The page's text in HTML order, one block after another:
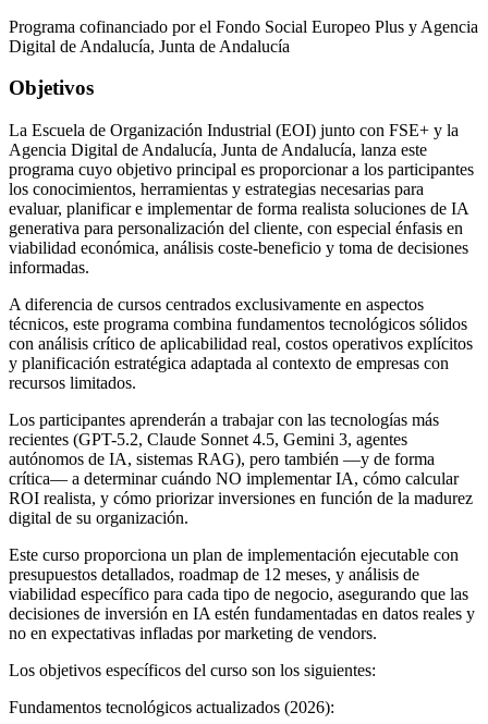
Programa cofinanciado por el Fondo Social Europeo Plus y Agencia
Digital de Andalucía, Junta de Andalucía
Objetivos
La Escuela de Organización Industrial (EOI) junto con FSE+ y la
Agencia Digital de Andalucía, Junta de Andalucía, lanza este
programa cuyo objetivo principal es proporcionar a los participantes
los conocimientos, herramientas y estrategias necesarias para
evaluar, planificar e implementar de forma realista soluciones de IA
generativa para personalización del cliente, con especial énfasis en
viabilidad económica, análisis coste-beneficio y toma de decisiones
informadas.
A diferencia de cursos centrados exclusivamente en aspectos
técnicos, este programa combina fundamentos tecnológicos sólidos
con análisis crítico de aplicabilidad real, costos operativos explícitos
y planificación estratégica adaptada al contexto de empresas con
recursos limitados.
Los participantes aprenderán a trabajar con las tecnologías más
recientes (GPT-5.2, Claude Sonnet 4.5, Gemini 3, agentes
autónomos de IA, sistemas RAG), pero también —y de forma
crítica— a determinar cuándo NO implementar IA, cómo calcular
ROI realista, y cómo priorizar inversiones en función de la madurez
digital de su organización.
Este curso proporciona un plan de implementación ejecutable con
presupuestos detallados, roadmap de 12 meses, y análisis de
viabilidad específico para cada tipo de negocio, asegurando que las
decisiones de inversión en IA estén fundamentadas en datos reales y
no en expectativas infladas por marketing de vendors.
Los objetivos específicos del curso son los siguientes:
Fundamentos tecnológicos actualizados (2026):